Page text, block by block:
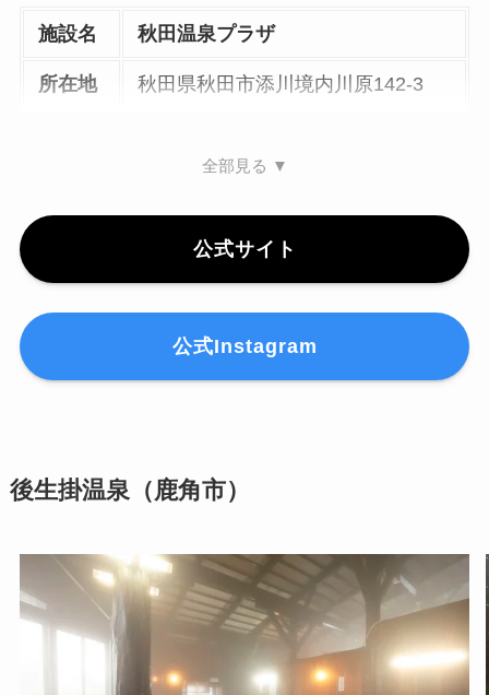
施設名 秋田温泉プラザ
所在地 秋田県秋田市添川境内川原142-3
全部見る ▼
公式サイト
公式Instagram
後生掛温泉（鹿角市）